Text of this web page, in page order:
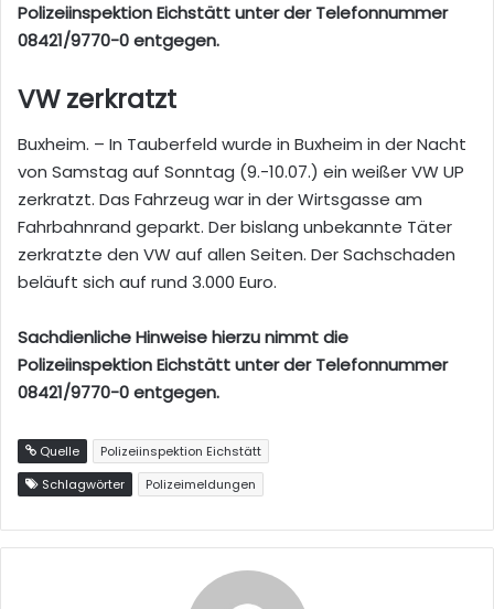
Polizeiinspektion Eichstätt unter der Telefonnummer
08421/9770-0 entgegen.
VW zerkratzt
Buxheim. – In Tauberfeld wurde in Buxheim in der Nacht
von Samstag auf Sonntag (9.-10.07.) ein weißer VW UP
zerkratzt. Das Fahrzeug war in der Wirtsgasse am
Fahrbahnrand geparkt. Der bislang unbekannte Täter
zerkratzte den VW auf allen Seiten. Der Sachschaden
beläuft sich auf rund 3.000 Euro.
Sachdienliche Hinweise hierzu nimmt die
Polizeiinspektion Eichstätt unter der Telefonnummer
08421/9770-0 entgegen.
Quelle
Polizeiinspektion Eichstätt
Schlagwörter
Polizeimeldungen